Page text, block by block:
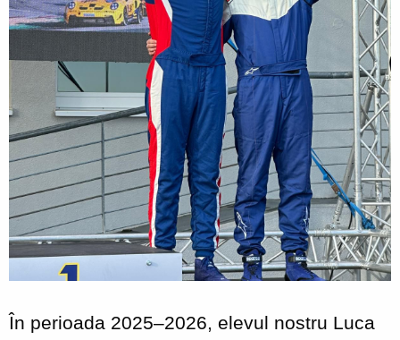
În perioada 2025–2026, elevul nostru Luca